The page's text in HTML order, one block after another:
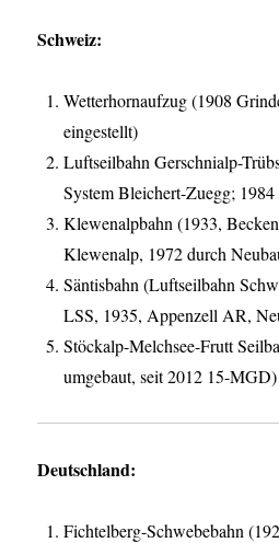
Schweiz:
Wetterhornaufzug (1908
eingestellt)
Luftseilbahn Gerschnialp-
System Bleichert-Zuegg;
Klewenalpbahn (1933,
Klewenalp, 1972 durch
Säntisbahn (Luftseilbahn
LSS, 1935, Appenzell AR,
Stöckalp-Melchsee-Frutt
umgebaut, seit 2012 15-MGD)
Deutschland:
Fichtelberg-Schwebebahn